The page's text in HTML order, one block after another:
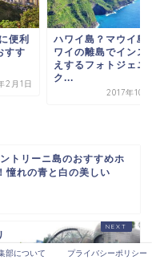
便利
すす
2月1日
ハワイ島？マウイ島
ワイの離島でインス
えするフォトジェニ
ク...
2017年10
トリーニ島のおすすめホ
憧れの青と白の美しい
部について プライバシーポリシー